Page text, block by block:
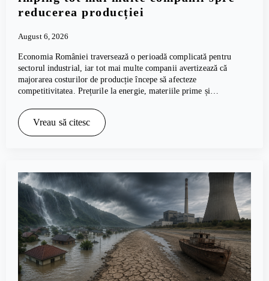
reducerea producției
August 6, 2026
Economia României traversează o perioadă complicată pentru
sectorul industrial, iar tot mai multe companii avertizează că
majorarea costurilor de producție începe să afecteze
competitivitatea. Prețurile la energie, materiile prime și…
Vreau să citesc